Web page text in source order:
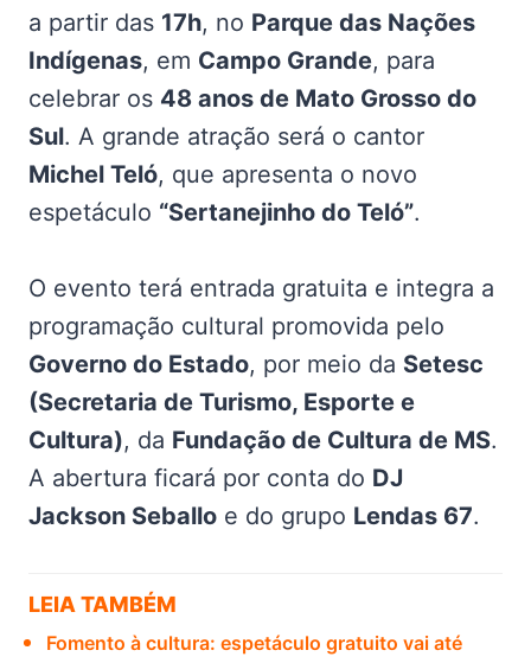
a partir das 17h, no Parque das Nações
Indígenas, em Campo Grande, para
celebrar os 48 anos de Mato Grosso do
Sul. A grande atração será o cantor
Michel Teló, que apresenta o novo
espetáculo “Sertanejinho do Teló”.
O evento terá entrada gratuita e integra a
programação cultural promovida pelo
Governo do Estado, por meio da Setesc
(Secretaria de Turismo, Esporte e
Cultura), da Fundação de Cultura de MS.
A abertura ficará por conta do DJ
Jackson Seballo e do grupo Lendas 67.
LEIA TAMBÉM
Fomento à cultura: espetáculo gratuito vai até